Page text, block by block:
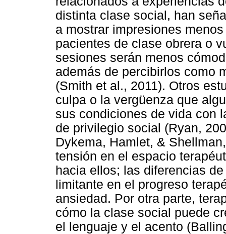
distinta clase social, han
a mostrar impresiones
pacientes de clase obrera o
sesiones serán menos
además de percibirlos como
(Smith et al., 2011). Otros
culpa o la vergüenza que
sus condiciones de vida con
de privilegio social (Ryan,
Dykema, Hamlet, &
tensión en el espacio
hacia ellos; las diferencias
limitante en el progreso
ansiedad. Por otra parte,
cómo la clase social puede
el lenguaje y el acento